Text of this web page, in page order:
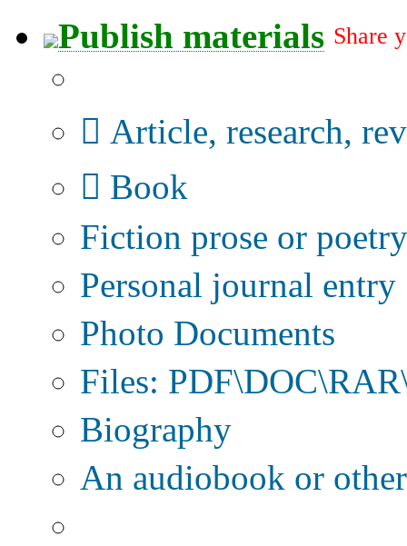
Publish materials Share
Article, research,
Book
Fiction prose or poetry
Personal journal entry
Photo Documents
Files:
Biography
An audiobook or